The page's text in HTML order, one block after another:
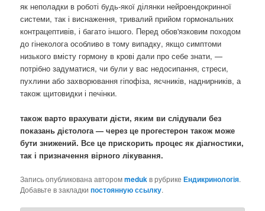
як неполадки в роботі будь-якої ділянки нейроендокринної
системи, так і виснаження, тривалий прийом гормональних
контрацептивів, і багато іншого. Перед обов'язковим походом
до гінеколога особливо в тому випадку, якщо симптоми
низького вмісту гормону в крові дали про себе знати, —
потрібно задуматися, чи були у вас недосипання, стреси,
пухлини або захворювання гіпофіза, яєчників, наднирників, а
також щитовидки і печінки.
також варто врахувати дієти, яким ви слідували без
показань дієтолога — через це прогестерон також може
бути знижений. Все це прискорить процес як діагностики,
так і призначення вірного лікування.
Запись опубликована авторомmedukв рубрикеЕндикринологія.
Добавьте в закладкипостоянную ссылку.